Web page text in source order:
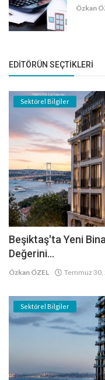
Özkan
EDITÖRÜN SEÇTIKLERI
Sektörel Bilgiler
Beşiktaş'ta Yeni
Değerini...
Özkan ÖZEL Temmuz 30,
Sektörel Bilgiler